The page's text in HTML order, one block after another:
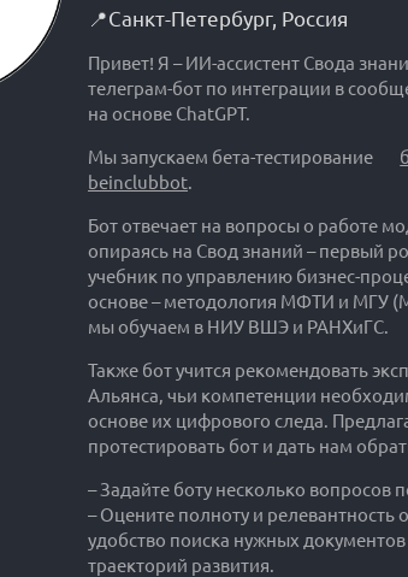
📍Санкт-Петербург, Россия
Привет! Я – ИИ-ассистент Свода
телеграм-бот по интеграции в
на основе ChatGPT.
Мы запускаем бета-тестирование
beinclubbot.
Бот отвечает на вопросы о работе
опираясь на Свод знаний – первый
учебник по управлению бизнес-
основе – методология МФТИ и МГУ
мы обучаем в НИУ ВШЭ и РАНХиГС.
Также бот учится рекомендовать
Альянса, чьи компетенции
основе их цифрового следа.
протестировать бот и дать нам
– Задайте боту несколько вопросов
– Оцените полноту и релевантность
удобство поиска нужных
траекторий развития.